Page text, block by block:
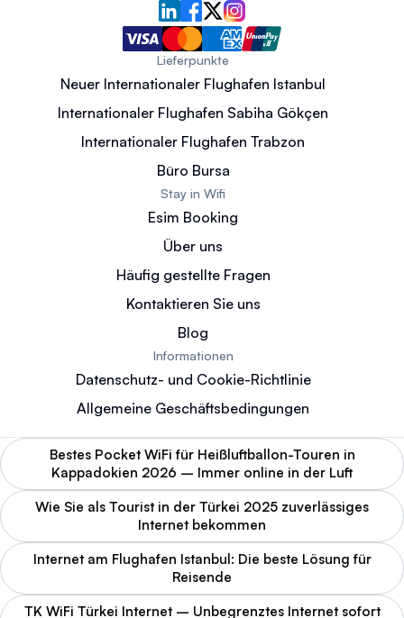
Lieferpunkte
Neuer Internationaler Flughafen Istanbul
Internationaler Flughafen Sabiha Gökçen
Internationaler Flughafen Trabzon
Büro Bursa
Stay in Wifi
Esim Booking
Über uns
Häufig gestellte Fragen
Kontaktieren Sie uns
Blog
Informationen
Datenschutz- und Cookie-Richtlinie
Allgemeine Geschäftsbedingungen
Bestes Pocket WiFi für Heißluftballon-Touren in
Kappadokien 2026 – Immer online in der Luft
Wie Sie als Tourist in der Türkei 2025 zuverlässiges
Internet bekommen
Internet am Flughafen Istanbul: Die beste Lösung für
Reisende
TK WiFi Türkei Internet – Unbegrenztes Internet sofort